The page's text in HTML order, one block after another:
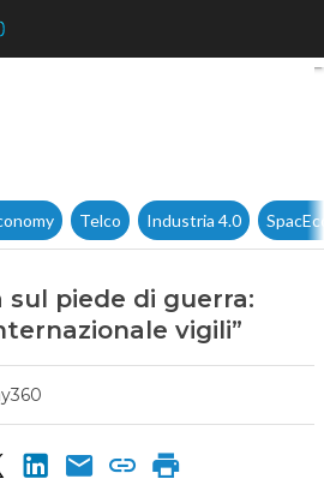
Starlink, la Cina sul piede di
Telco Industria 4.0
sul piede di guerra:
vigili”